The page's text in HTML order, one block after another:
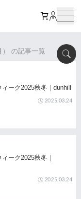
の記事一覧
ーク2025秋冬｜dunhill
2025.03.24
ーク2025秋冬｜
2025.03.24